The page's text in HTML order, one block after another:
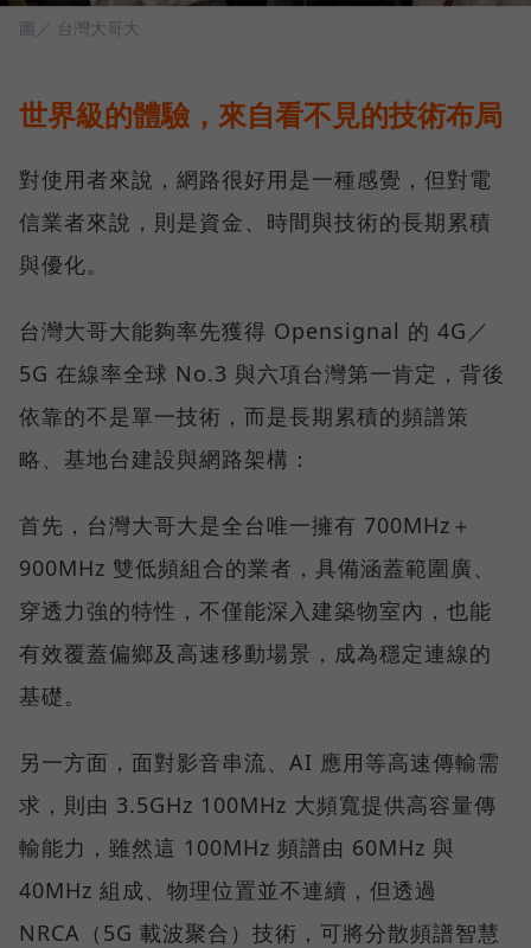
圖／ 台灣大哥大
世界級的體驗，來自看不見的技術布局
對使用者來說，網路很好用是一種感覺，但對電
信業者來說，則是資金、時間與技術的長期累積
與優化。
台灣大哥大能夠率先獲得 Opensignal 的 4G／
5G 在線率全球 No.3 與六項台灣第一肯定，背後
依靠的不是單一技術，而是長期累積的頻譜策
略、基地台建設與網路架構：
首先，台灣大哥大是全台唯一擁有 700MHz＋
900MHz 雙低頻組合的業者，具備涵蓋範圍廣、
穿透力強的特性，不僅能深入建築物室內，也能
有效覆蓋偏鄉及高速移動場景，成為穩定連線的
基礎。
另一方面，面對影音串流、AI 應用等高速傳輸需
求，則由 3.5GHz 100MHz 大頻寬提供高容量傳
輸能力，雖然這 100MHz 頻譜由 60MHz 與
40MHz 組成、物理位置並不連續，但透過
NRCA（5G 載波聚合）技術，可將分散頻譜智慧